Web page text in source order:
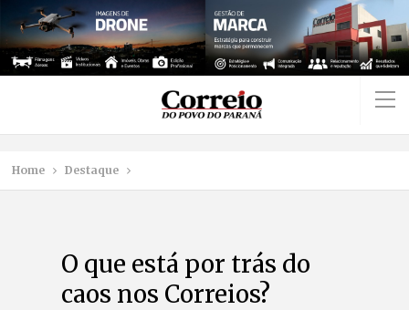
Home Destaque
O que está por trás do
caos nos Correios?